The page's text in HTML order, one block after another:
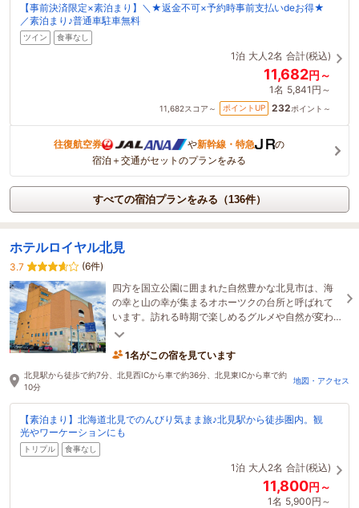
【事前決済限定×素泊まり】＼★返金不可×予約時事前支払いdeお得★
／素泊まり♪普通車駐車無料
ツイン 食事なし
1泊 大人2名 合計(税込)
11,682円～
1名 5,841円～
11,682スコア～ ポイントUP 232ポイント～
往復航空券 や新幹線・特急
の
宿泊＋交通がセットのプランをみる
すべての宿泊プランをみる（136件）
ホテルロイヤル北見
3.7
(6件)
四方を国立公園に囲まれた自然豊かな北見市は、海
の幸と山の幸が集まるオホーツクの台所と呼ばれて
います。訪れる時期で楽しめるグルメや自然が変わ
る北海道で、あなただけの特別なご旅行をお楽しみ
1名がこの宿を見ています
北見駅から徒歩で約7分、北見西ICから車で約36分、北見東ICから車で約
10分
地図・アクセス
【素泊まり】北海道北見でのんびり気まま旅♪北見駅から徒歩圏内。観
光やワーケーションにも
トリプル 食事なし
1泊 大人2名 合計(税込)
11,800円～
1名 5,900円～